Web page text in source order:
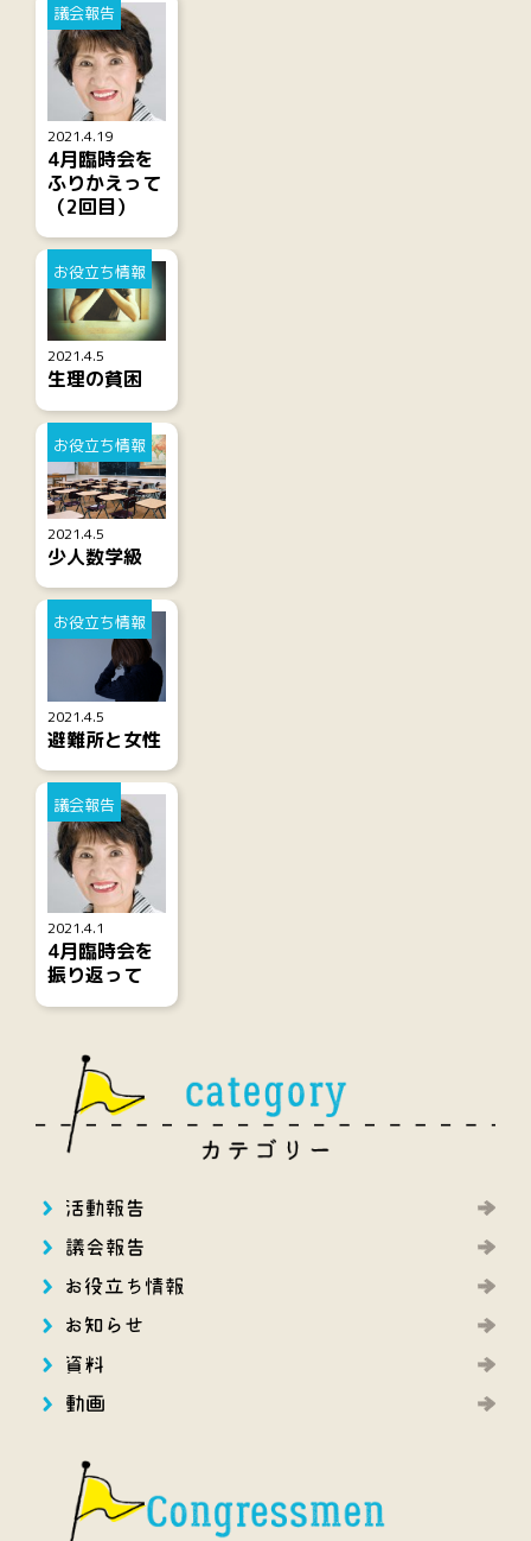
2021.4.19
議会報告
4月臨時会を
ふりかえって
（2回目）
2021.4.5
お役立ち情報
生理の貧困
2021.4.5
お役立ち情報
少人数学級
2021.4.5
お役立ち情報
避難所と女性
2021.4.1
議会報告
4月臨時会を
振り返って